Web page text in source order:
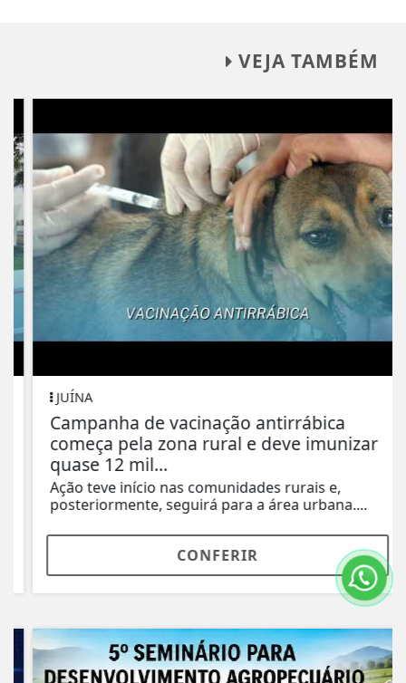
VEJA TAMBÉM
JUÍNA
Campanha de vacinação antirrábica
começa pela zona rural e deve imunizar
quase 12 mil...
Ação teve início nas comunidades rurais e,
posteriormente, seguirá para a área urbana....
CONFERIR